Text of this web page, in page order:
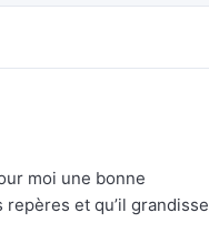
moi une bonne
et qu’il grandisse